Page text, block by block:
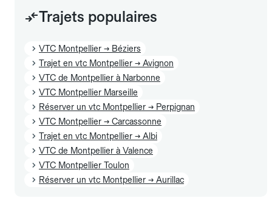
Trajets populaires
VTC Montpellier → Béziers
Trajet en vtc Montpellier → Avignon
VTC de Montpellier à Narbonne
VTC Montpellier Marseille
Réserver un vtc Montpellier → Perpignan
VTC Montpellier → Carcassonne
Trajet en vtc Montpellier → Albi
VTC de Montpellier à Valence
VTC Montpellier Toulon
Réserver un vtc Montpellier → Aurillac